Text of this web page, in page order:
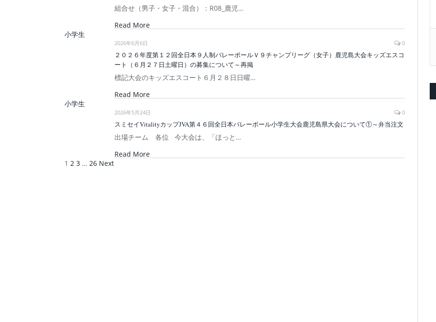
組合せ（男子・女子・混合）：R08_鹿児…
Read More
小学生
2026年6月6日 0
２０２６年度第１２回全日本９人制バレーボールＶ９チャンプリーグ（女子）鹿児島大会キッズエスコ
ート（６月２７日土曜日）の募集について～再掲
標記大会のキッズエスコート６月２８日日曜…
Read More
小学生
2026年5月24日 0
スミセイVitalityカップJVA第４６回全日本バレーボール小学生大会鹿児島県大会について①～弁当注文
出場チーム 各位 今大会は、「ほっと…
Read More
1 2 3 … 26 Next